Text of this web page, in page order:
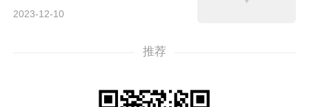
2023-12-10
推荐